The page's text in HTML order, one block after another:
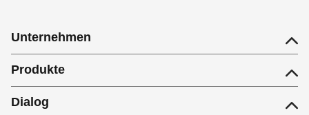
Unternehmen
Produkte
Dialog